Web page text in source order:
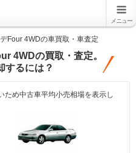
メニュー
Four 4WDの車買取・車査定
4WDの買取・査定。
するには？
ため中古車平均小売相場を表示し